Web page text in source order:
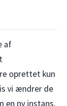
af
oprettet kun
vi ændrer de
en ny instans.